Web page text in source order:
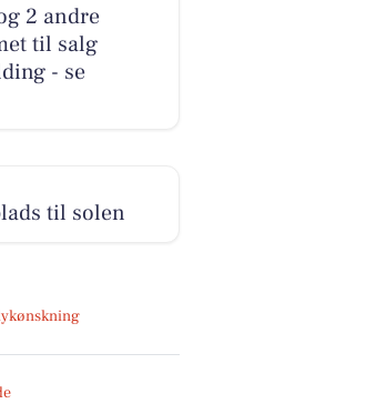
2 andre
til salg
- se
til solen